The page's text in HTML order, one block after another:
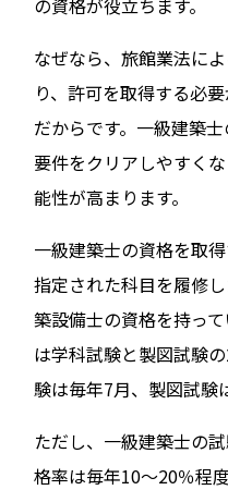
なぜなら、旅館業法に
り、許可を取得する必
だからです。一級建築士
要件をクリアしやすく
能性が高まります。
一級建築士の資格を取
指定された科目を履修
築設備士の資格を持っ
は学科試験と製図試験
験は毎年7月、製図試験
ただし、一級建築士の
格率は毎年10〜20％程